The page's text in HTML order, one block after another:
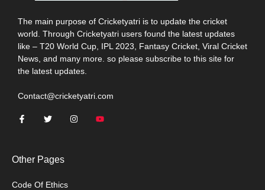
The main purpose of Cricketyatri is to update the cricket
world. Through Cricketyatri users found the latest updates
like – T20 World Cup, IPL 2023, Fantasy Cricket, Viral Cricket
News, and many more. so please subscribe to this site for
the latest updates.
Contact@cricketyatri.com
Other Pages
Code Of Ethics